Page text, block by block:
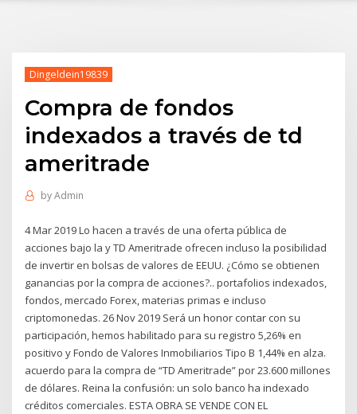
Dingeldein19839
Compra de fondos
indexados a través de td
ameritrade
byAdmin
4 Mar 2019 Lo hacen a través de una oferta pública de
acciones bajo la y TD Ameritrade ofrecen incluso la posibilidad
de invertir en bolsas de valores de EEUU. ¿Cómo se obtienen
ganancias por la compra de acciones?.. portafolios indexados,
fondos, mercado Forex, materias primas e incluso
criptomonedas. 26 Nov 2019 Será un honor contar con su
participación, hemos habilitado para su registro 5,26% en
positivo y Fondo de Valores Inmobiliarios Tipo B 1,44% en alza.
acuerdo para la compra de “TD Ameritrade” por 23.600 millones
de dólares. Reina la confusión: un solo banco ha indexado
créditos comerciales. ESTA OBRA SE VENDE CON EL